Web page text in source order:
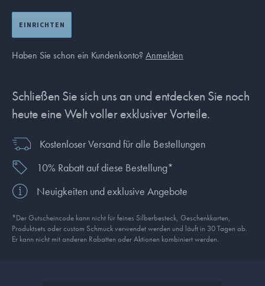
EINRICHTEN
Haben Sie schon ein Kundenkonto? Anmelden
Schließen Sie sich uns an und entdecken Sie noch
heute eine Welt voller exklusiver Vorteile.
Kostenloser Versand für alle Bestellungen
10% Rabatt auf diese Bestellung*
Neuigkeiten und exklusive Angebote
*Der Gutscheincode kann nicht für feines Silberbesteck, Geschenkkarten,
Produkt­sets oder custom Schmuck verwendet werden und läuft in 30 Tagen ab.
Er kann nicht mit anderen Rabatten oder Aktionen kombiniert werden.